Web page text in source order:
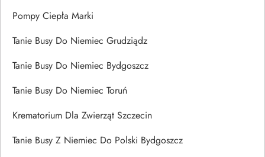
Pompy Ciepła Marki
Tanie Busy Do Niemiec Grudziądz
Tanie Busy Do Niemiec Bydgoszcz
Tanie Busy Do Niemiec Toruń
Krematorium Dla Zwierząt Szczecin
Tanie Busy Z Niemiec Do Polski Bydgoszcz